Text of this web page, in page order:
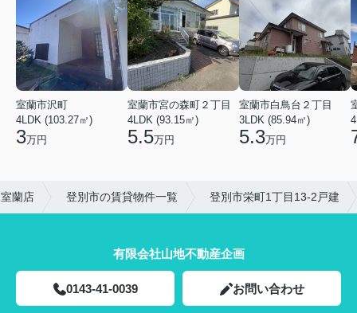
室蘭市沢町
4LDK (103.27㎡)
3万円
室蘭市宮の森町２丁目
4LDK (93.15㎡)
5.5万円
室蘭市白鳥台２丁目
3LDK (85.94㎡)
5.3万円
蘭店 登別市の賃貸物件一覧 登別市栄町1丁目13-2戸建
有限会社山地不動産企画
0143-41-0039 お問い合わせ